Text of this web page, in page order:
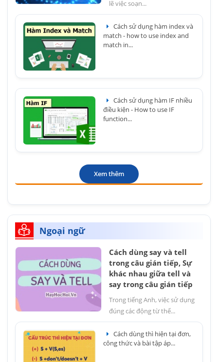
lẽ việc soạn...
Cách sử dụng hàm index và
match - how to use index and
match in...
Cách sử dụng hàm IF nhiều
điều kiện - How to use IF
function...
Xem thêm
Ngoại ngữ
Cách dùng say và tell
trong câu gián tiếp, Sự
khác nhau giữa tell và
say trong câu gián tiếp
Trong tiếng Anh, việc sử dụng
đúng các động từ thể...
Cách dùng thì hiện tại đơn,
công thức và bài tập áp...